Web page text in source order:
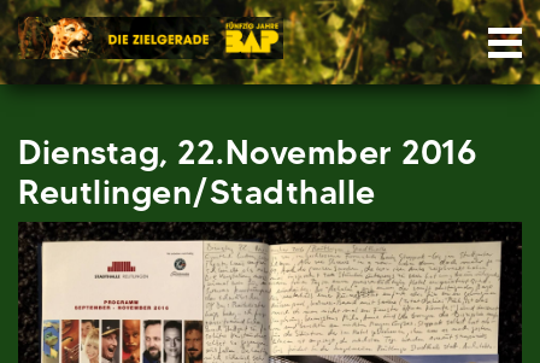
Skip
to
content
Dienstag, 22.November 2016
Reutlingen/Stadthalle